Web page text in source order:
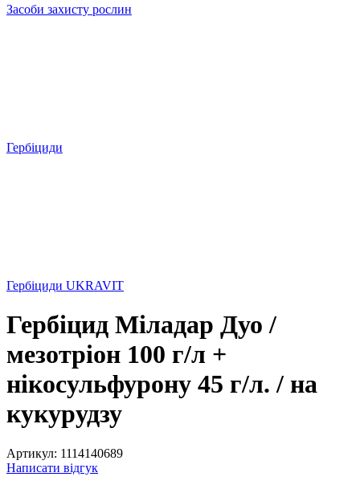
Засоби захисту рослин
Гербіциди
Гербіциди UKRAVIT
Гербіцид Міладар Дуо /
мезотріон 100 г/л +
нікосульфурону 45 г/л. / на
кукурудзу
Артикул: 1114140689
Написати відгук